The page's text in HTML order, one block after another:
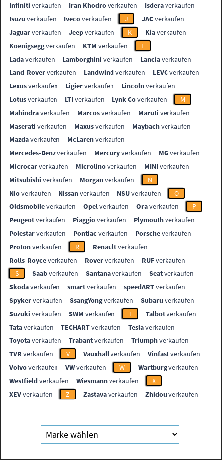
Infiniti verkaufen Iran Khodroverkaufen Isderaverkaufen
Isuzu verkaufen Ivecoverkaufen J JACverkaufen
Jaguarverkaufen Jeepverkaufen K Kiaverkaufen
Koenigseggverkaufen KTM verkaufen
L
Ladaverkaufen Lamborghini verkaufen Lanciaverkaufen
Land-Roververkaufen Landwindverkaufen LEVCverkaufen
Lexusverkaufen Ligierverkaufen Lincolnverkaufen
Lotusverkaufen LTIverkaufen Lynk Coverkaufen
M
Mahindraverkaufen Marcosverkaufen Maruti verkaufen
Maserati verkaufen Maxusverkaufen Maybachverkaufen
Mazdaverkaufen McLarenverkaufen
Mercedes-Benzverkaufen Mercuryverkaufen MGverkaufen
Microcarverkaufen Microlinoverkaufen MINIverkaufen
Mitsubishi verkaufen Morganverkaufen
N
Nioverkaufen Nissanverkaufen NSUverkaufen
O
Oldsmobileverkaufen Opelverkaufen Oraverkaufen
P
Peugeotverkaufen Piaggioverkaufen Plymouthverkaufen
Polestarverkaufen Pontiac verkaufen Porscheverkaufen
Protonverkaufen R Renaultverkaufen
Rolls-Royceverkaufen Roververkaufen RUFverkaufen
S
Saabverkaufen Santanaverkaufen Seatverkaufen
Skodaverkaufen smartverkaufen speedARTverkaufen
Spykerverkaufen SsangYongverkaufen Subaru verkaufen
Suzuki verkaufen SWM verkaufen T Talbotverkaufen
Tataverkaufen TECHARTverkaufen Teslaverkaufen
Toyotaverkaufen Trabantverkaufen Triumphverkaufen
TVR verkaufen V Vauxhallverkaufen Vinfastverkaufen
Volvoverkaufen VWverkaufen W Wartburgverkaufen
Westfieldverkaufen Wiesmannverkaufen
X
XEVverkaufen Z Zastavaverkaufen Zhidou verkaufen